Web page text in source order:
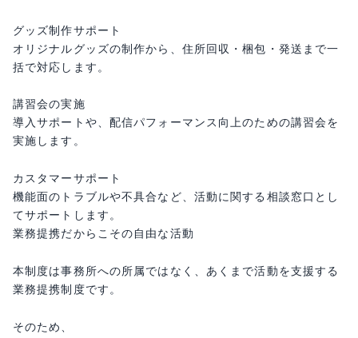
グッズ制作サポート
オリジナルグッズの制作から、住所回収・梱包・発送まで一
括で対応します。
講習会の実施
導入サポートや、配信パフォーマンス向上のための講習会を
実施します。
カスタマーサポート
機能面のトラブルや不具合など、活動に関する相談窓口とし
てサポートします。
業務提携だからこその自由な活動
本制度は事務所への所属ではなく、あくまで活動を支援する
業務提携制度です。
そのため、